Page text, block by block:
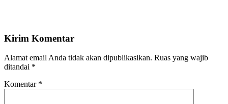
Kirim Komentar
Alamat email Anda tidak akan dipublikasikan. Ruas yang wajib
ditandai *
Komentar *